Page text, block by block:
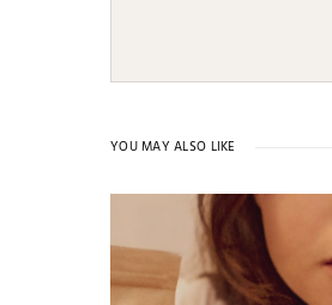
YOU MAY ALSO LIKE